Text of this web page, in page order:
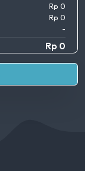
Rp 0
Rp 0
-
Rp 0